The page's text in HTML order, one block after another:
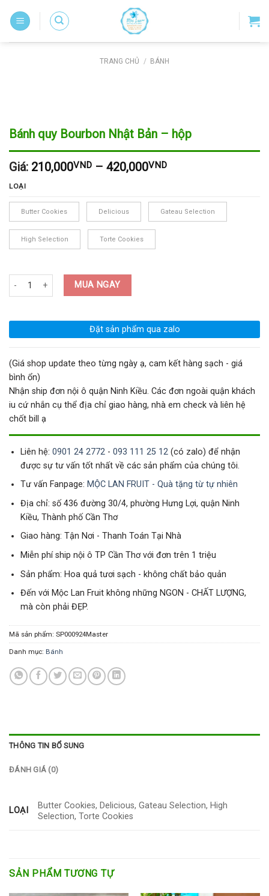
TRANG CHỦ / BÁNH
Bánh quy Bourbon Nhật Bản – hộp
Giá: 210,000VND – 420,000VND
LOẠI
Butter Cookies Delicious Gateau Selection
High Selection Torte Cookies
Bánh quy Bourbon Nhật Bản - hộp số lượng
MUA NGAY
Đặt sản phẩm qua zalo
(Giá shop update theo từng ngày ạ, cam kết hàng sạch - giá
bình ổn)
Nhận ship đơn nội ô quận Ninh Kiều. Các đơn ngoài quận khách
iu cứ nhắn cụ thể địa chỉ giao hàng, nhà em check và liên hệ
chốt bill ạ
Liên hệ: 0901 24 2772- 093 111 25 12(có zalo) để nhận
được sự tư vấn tốt nhất về các sản phẩm của chúng tôi.
Tư vấn Fanpage: MỘC LAN FRUIT - Quà tặng từ tự nhiên
Địa chỉ: số 436 đường 30/4, phường Hưng Lợi, quận Ninh
Kiều, Thành phố Cần Thơ
Giao hàng: Tận Nơi - Thanh Toán Tại Nhà
Miễn phí ship nội ô TP Cần Thơ với đơn trên 1 triệu
Sản phẩm: Hoa quả tươi sạch - không chất bảo quản
Đến với Mộc Lan Fruit không những NGON - CHẤT LƯỢNG,
mà còn phải ĐẸP.
Mã sản phẩm: SP000924Master
Danh mục: Bánh
THÔNG TIN BỔ SUNG
ĐÁNH GIÁ (0)
LOẠI
Butter Cookies, Delicious, Gateau Selection, High
Selection, Torte Cookies
SẢN PHẨM TƯƠNG TỰ